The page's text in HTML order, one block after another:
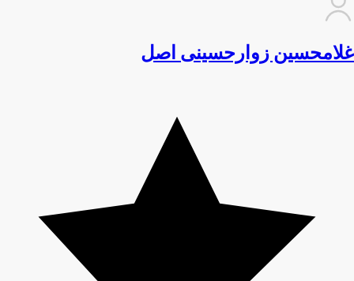
غلامحسین زوارحسینی اصل